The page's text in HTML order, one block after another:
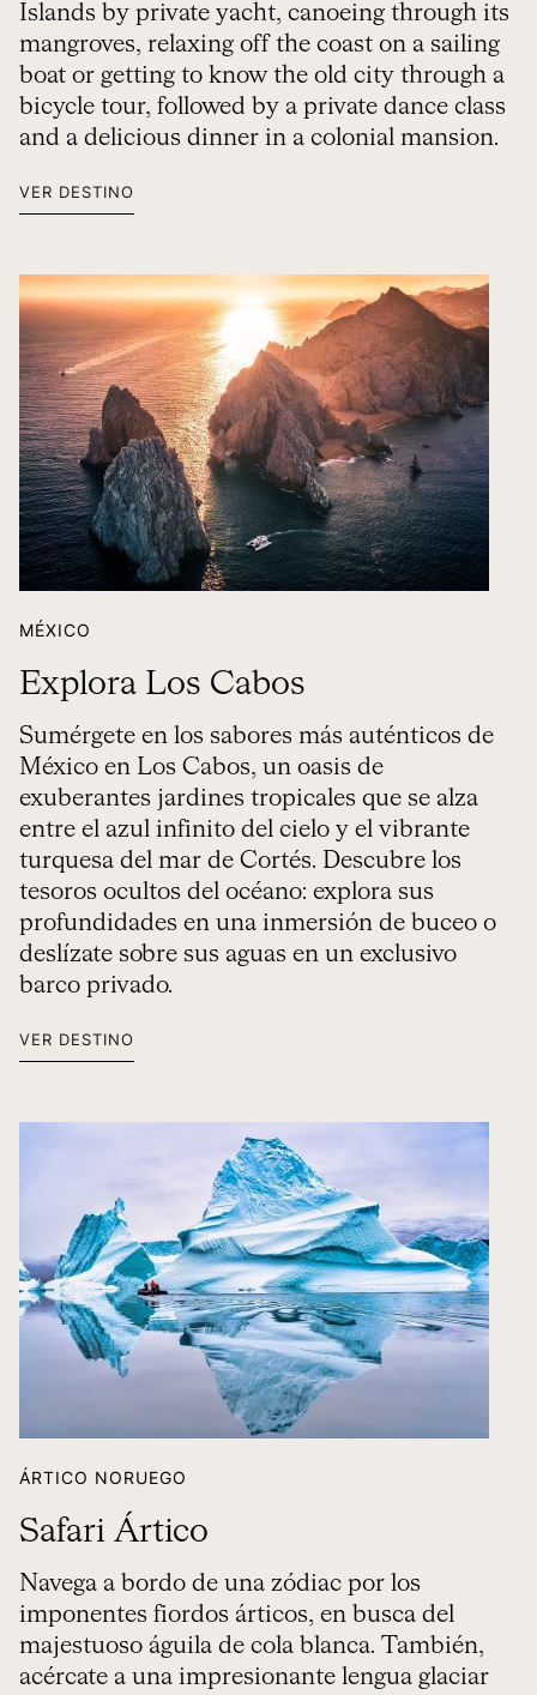
Islands by private yacht, canoeing through its
mangroves, relaxing off the coast on a sailing
boat or getting to know the old city through a
bicycle tour, followed by a private dance class
and a delicious dinner in a colonial mansion.
VER DESTINO
MÉXICO
Explora Los Cabos
Sumérgete en los sabores más auténticos de
México en Los Cabos, un oasis de
exuberantes jardines tropicales que se alza
entre el azul infinito del cielo y el vibrante
turquesa del mar de Cortés. Descubre los
tesoros ocultos del océano: explora sus
profundidades en una inmersión de buceo o
deslízate sobre sus aguas en un exclusivo
barco privado.
VER DESTINO
ÁRTICO NORUEGO
Safari Ártico
Navega a bordo de una zódiac por los
imponentes fiordos árticos, en busca del
majestuoso águila de cola blanca. También,
acércate a una impresionante lengua glaciar